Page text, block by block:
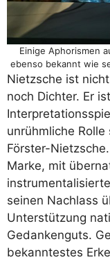
Einige Aphorismen
ebenso bekannt wie
Nietzsche ist
noch Dichter. Er
unrühmliche
Förster-
Marke, mit
seinen Nachlass
Unterstützung
Gedankenguts.
bekanntestes